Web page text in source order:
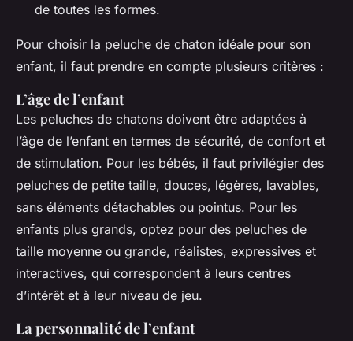
de toutes les formes.
Pour choisir la peluche de chaton idéale pour son
enfant, il faut prendre en compte plusieurs critères :
L’âge de l’enfant
Les peluches de chatons doivent être adaptées à
l’âge de l’enfant en termes de sécurité, de confort et
de stimulation. Pour les bébés, il faut privilégier des
peluches de petite taille, douces, légères, lavables,
sans éléments détachables ou pointus. Pour les
enfants plus grands, optez pour des peluches de
taille moyenne ou grande, réalistes, expressives et
interactives, qui correspondent à leurs centres
d’intérêt et à leur niveau de jeu.
La personnalité de l’enfant